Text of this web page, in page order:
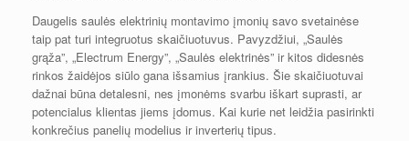
Daugelis saulės elektrinių montavimo įmonių savo svetainėse
taip pat turi integruotus skaičiuotuvus. Pavyzdžiui, „Saulės
grąža”, „Electrum Energy”, „Saulės elektrinės” ir kitos didesnės
rinkos žaidėjos siūlo gana išsamius įrankius. Šie skaičiuotuvai
dažnai būna detalesni, nes įmonėms svarbu iškart suprasti, ar
potencialus klientas jiems įdomus. Kai kurie net leidžia pasirinkti
konkrečius panelių modelius ir inverterių tipus.